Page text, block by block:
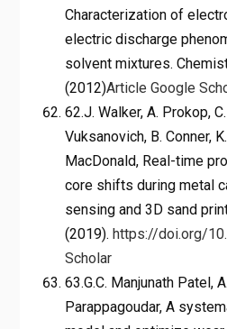
Characterization of
electric discharge
solvent mixtures.
(2012)Article Google
62.J. Walker, A. Prokop,
Vuksanovich, B. Conner,
MacDonald, Real-time
core shifts during metal
sensing and 3D sand
(2019). https://doi.org/
Scholar
63.G.C. Manjunath Patel,
Parappagoudar, A